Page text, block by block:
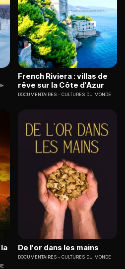
French Riviera : villas de
rêve sur la Côte d'Azur
DOCUMENTAIRES CULTURES DU MONDE
De l'or dans les mains
DOCUMENTAIRES CULTURES DU MONDE